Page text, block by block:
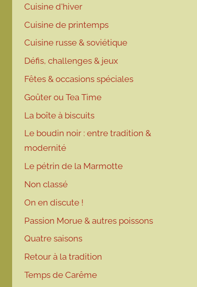
Cuisine d'hiver
Cuisine de printemps
Cuisine russe & soviétique
Défis, challenges & jeux
Fêtes & occasions spéciales
Goûter ou Tea Time
La boîte à biscuits
Le boudin noir : entre tradition &
modernité
Le pétrin de la Marmotte
Non classé
On en discute !
Passion Morue & autres poissons
Quatre saisons
Retour à la tradition
Temps de Carême